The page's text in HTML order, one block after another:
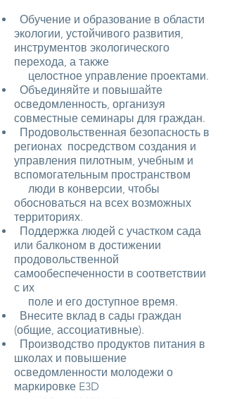
Обучение и образование в области
экологии, устойчивого развития,
инструментов экологического
перехода, а также
целостное управление проектами.
Объединяйте и повышайте
осведомленность, организуя
совместные семинары для граждан.
Продовольственная безопасность в
регионах посредством создания и
управления пилотным, учебным и
вспомогательным пространством
люди в конверсии, чтобы
обосноваться на всех возможных
территориях.
Поддержка людей с участком сада
или балконом в достижении
продовольственной
самообеспеченности в соответствии
с их
поле и его доступное время.
Внесите вклад в сады граждан
(общие, ассоциативные).
Производство продуктов питания в
школах и повышение
осведомленности молодежи о
маркировке E3D